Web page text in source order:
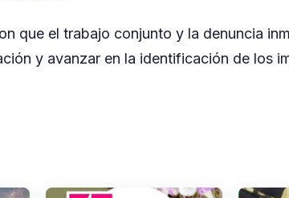
que el trabajo conjunto y la denuncia
y avanzar en la identificación de los